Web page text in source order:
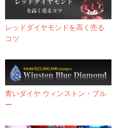
レッドダイヤモンドを高く売る
コツ
青いダイヤ ウィンストン・ブル
ー